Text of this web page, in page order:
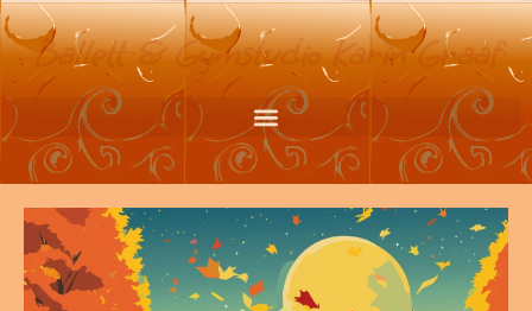
Ballett & Gymstudio Karin Graaf